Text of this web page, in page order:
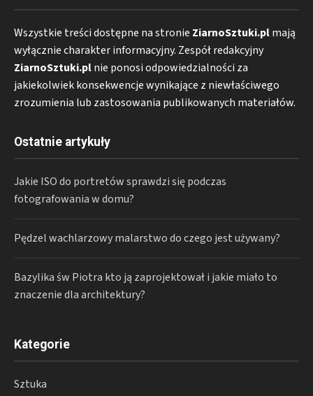
Wszystkie treści dostępne na stronie ZiarnoSztuki.plmają
wyłącznie charakter informacyjny. Zespół redakcyjny
ZiarnoSztuki.plnie ponosi odpowiedzialności za
jakiekolwiek konsekwencje wynikające z niewłaściwego
zrozumienia lub zastosowania publikowanych materiałów.
Ostatnie artykuły
Jakie ISO do portretów sprawdzi się podczas
fotografowania w domu?
Pędzel wachlarzowy malarstwo do czego jest używany?
Bazylika św Piotra kto ją zaprojektował i jakie miało to
znaczenie dla architektury?
Kategorie
Sztuka